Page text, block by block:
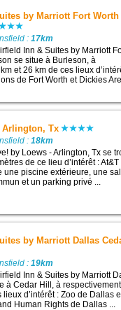
by Marriott Fort Worth
:17km
Inn & Suites by Marriott
se situe à Burleson, à
et 26 km de ces lieux
de Fort Worth et Dickies
Arlington, Tx
:18km
by Loews - Arlington, Tx se
de ce lieu d’intérêt : At&T
une piscine extérieure, une
et un parking privé ...
by Marriott Dallas
:19km
Inn & Suites by Marriott
à Cedar Hill, à
lieux d’intérêt : Zoo de Dallas
Human Rights de Dallas ...